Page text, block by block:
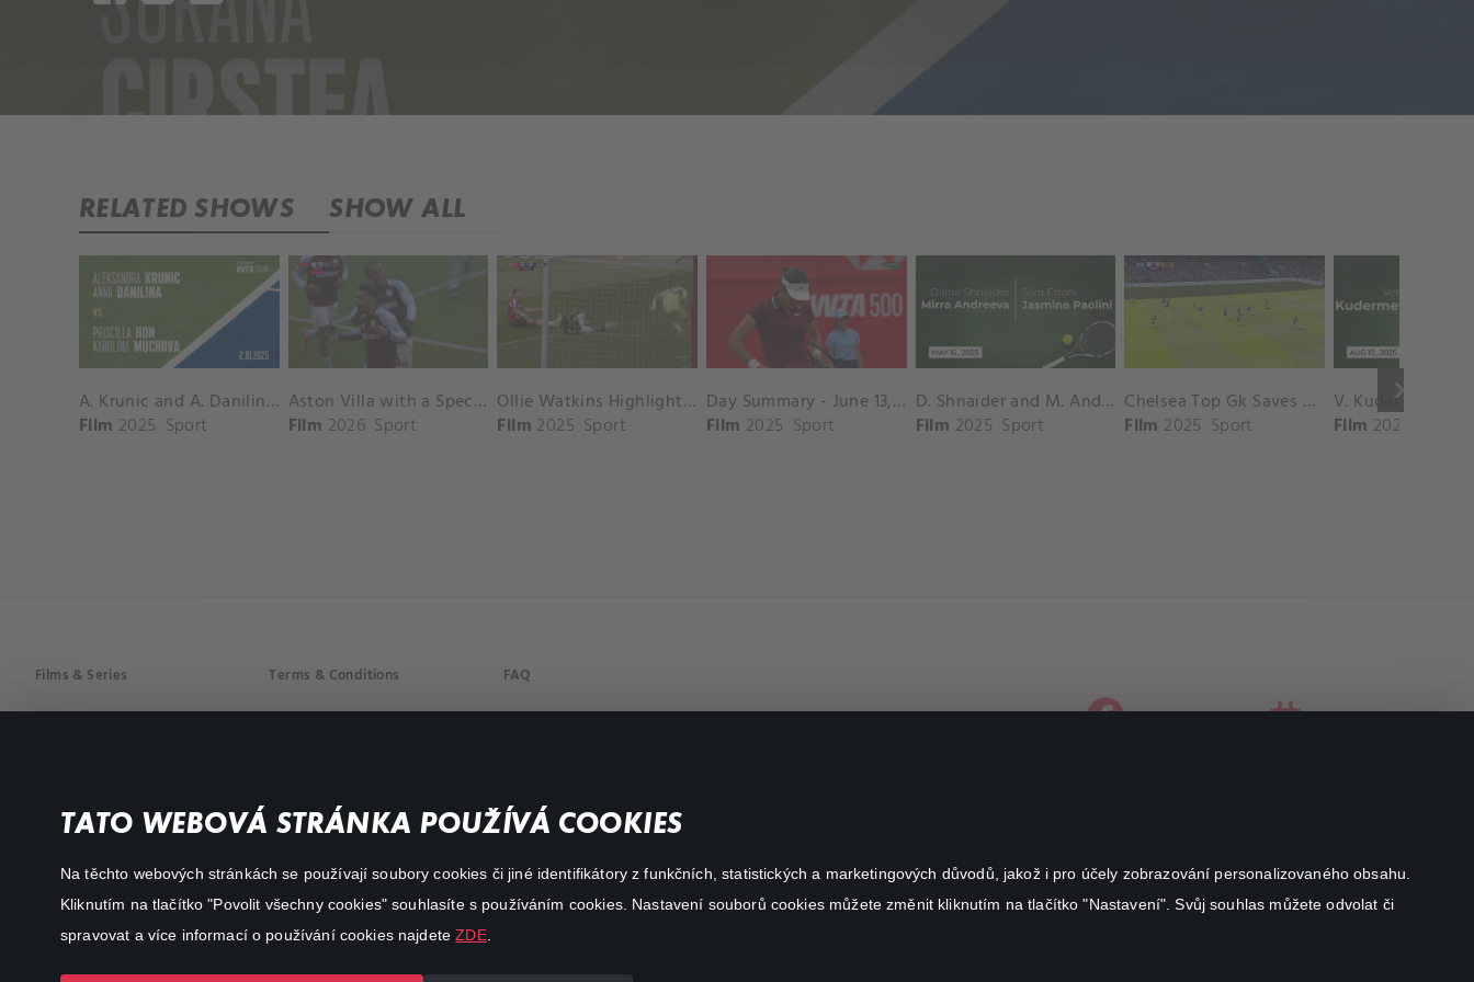
TATO WEBOVÁ STRÁNKA POUŽÍVÁ COOKIES
Na těchto webových stránkách se používají soubory cookies či jiné identifikátory z funkčních, statistických a marketingových důvodů, jakož i pro účely zobrazování personalizovaného obsahu.
Kliknutím na tlačítko "Povolit všechny cookies" souhlasíte s používáním cookies. Nastavení souborů cookies můžete změnit kliknutím na tlačítko "Nastavení". Svůj souhlas můžete odvolat či
spravovat a více informací o používání cookies najdeteZDE.
RELATED SHOWS SHOW ALL
keyboard_arrow_right
A. Krunic and A. Danilina vs. P. Hon and K. Muchova Match Highlights - BEIJING_Capital Group Diamond ( October 02, 2025)
Film 2025 Sport
Aston Villa with a Spectacular Goal vs. Nottingham Forest
Film 2026 Sport
Ollie Watkins Highlights vs. Southampton
Film 2025 Sport
Day Summary - June 13, 2025
Film 2025 Sport
D. Shnaider and M. Andreeva vs. S. Errani and J. Paolini Match Highlights - ROME_Campo Centrale ( May 16, 2025)
Film 2025 Sport
Chelsea Top Gk Saves vs. Crystal Palace
Film 2025 Sport Film 2025
Films & Series
Action
Terms & Conditions FAQ
facebookinstagram
Canal+ Luxembourg S. à r.l. se sídlem Rue Albert Borschette 4,